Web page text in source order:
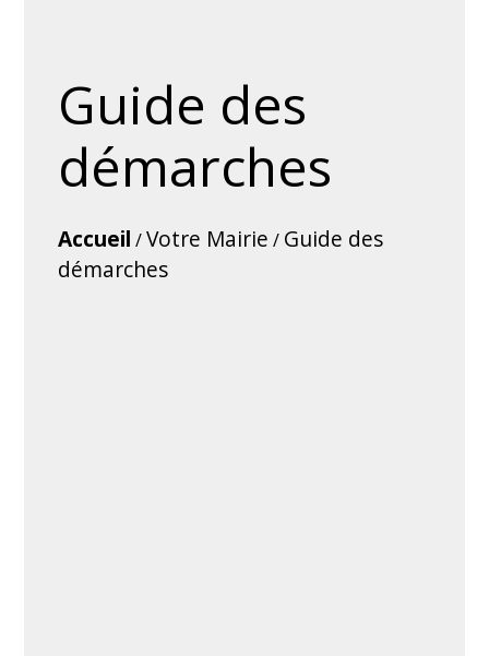
Guide des
démarches
Accueil /Votre Mairie / Guide des
démarches